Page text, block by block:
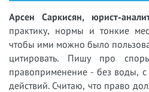
Арсен Саркисян, юрист-
практику, нормы и тонкие
чтобы ими можно было
цитировать. Пишу про
правоприменение - без воды,
действий. Считаю, что право